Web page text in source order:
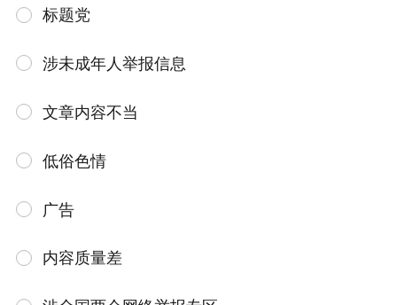
标题党
涉未成年人举报信息
文章内容不当
低俗色情
广告
内容质量差